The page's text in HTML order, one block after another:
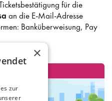
für die
an die E-Mail-Adresse
Banküberweisung, Pay
×
zur